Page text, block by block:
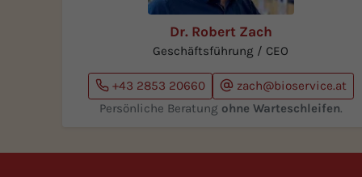
Dr. Robert Zach
Geschäftsführung / CEO
+43 2853 20660
zach@bioservice.at
Persönliche Beratung ohne Warteschleifen.